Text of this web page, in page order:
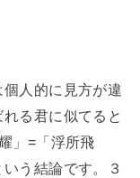
人的に見方が違
る君に似てると
」=「浮所飛
う結論です。３